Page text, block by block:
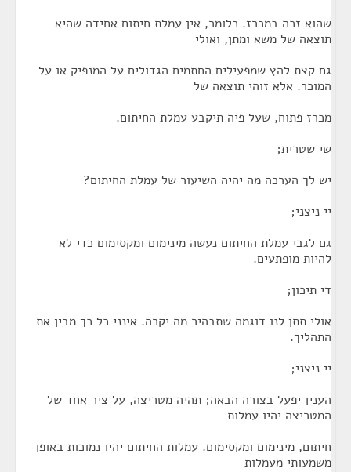
שהוא זכה במכרז. כלומר, אין עמלת חיתום אחידה שהיא
תוצאה של משא ומתן, ואולי
גם קצת להץ שמפעילים החתמים הגדולים על המנפיק או על
המוכר. אלא זוהי תוצאה של
מכרז פתוח, שעל פיה תיקבע עמלת החיתום.
שי שטרית;
יש לך הערכה מה יהיה השיעור של עמלת החיתום?
יי ניצני;
גם לגבי עמלת החיתום נעשה מינימום ומקסימום כדי לא
להיות מופתעים.
די תיכון;
אולי תתן לנו דוגמה שתבהיר מה יקרה. אינני כל כך מבין את
התהליך.
יי ניצני;
הענין יפעל בצורה הבאה; תהיה מטריצה, על ציר אחד של
המטריצה יהיו עמלות
חיתום, מינימום ומקסימום. עמלות החיתום יהיו נמוכות באופן
משמעותי מעמלות